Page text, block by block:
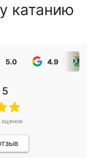
катанию
5.0 4.9
5
оценок